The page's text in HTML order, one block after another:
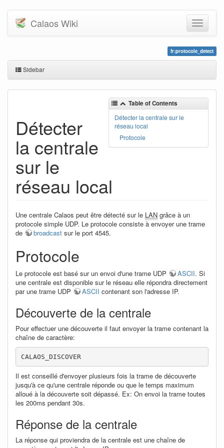
Calaos Wiki
fr:protocole_detect
Sidebar
Table of Contents
Détecter la centrale sur le
réseau local
Protocole
Détecter
la centrale
sur le
réseau local
Une centrale Calaos peut être détecté sur le LAN grâce à un
protocole simple UDP. Le protocole consiste à envoyer une trame
de
broadcast sur le port 4545.
Protocole
Le protocole est basé sur un envoi d'une trame UDP ASCII. Si
une centrale est disponible sur le réseau elle répondra directement
par une trame UDP
ASCII contenant son l'adresse IP.
Découverte de la centrale
Pour effectuer une découverte il faut envoyer la trame contenant la
chaîne de caractère:
CALAOS_DISCOVER
Il est conseillé d'envoyer plusieurs fois la trame de découverte
jusqu'à ce qu'une centrale réponde ou que le temps maximum
alloué à la découverte soit dépassé. Ex: On envoi la trame toutes
les 200ms pendant 30s.
Réponse de la centrale
La réponse qui proviendra de la centrale est une chaîne de